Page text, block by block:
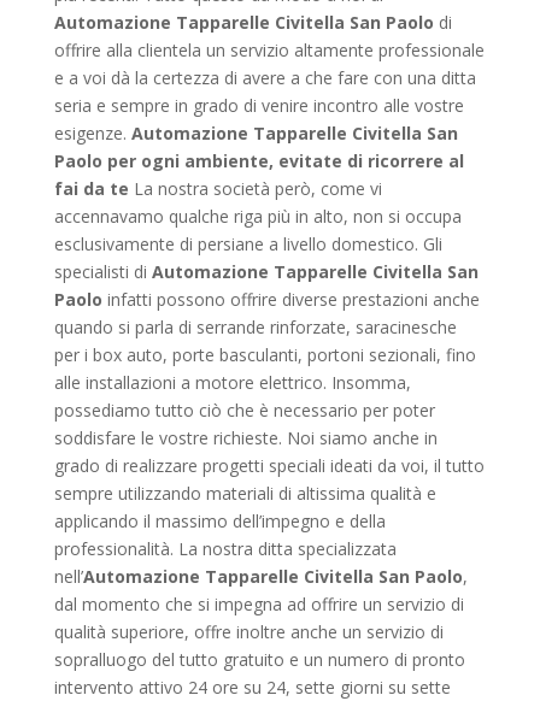
Automazione Tapparelle Civitella San Paolo di
offrire alla clientela un servizio altamente professionale
e a voi dà la certezza di avere a che fare con una ditta
seria e sempre in grado di venire incontro alle vostre
esigenze. Automazione Tapparelle Civitella San
Paolo per ogni ambiente, evitate di ricorrere al
fai da te La nostra società però, come vi
accennavamo qualche riga più in alto, non si occupa
esclusivamente di persiane a livello domestico. Gli
specialisti di Automazione Tapparelle Civitella San
Paolo infatti possono offrire diverse prestazioni anche
quando si parla di serrande rinforzate, saracinesche
per i box auto, porte basculanti, portoni sezionali, fino
alle installazioni a motore elettrico. Insomma,
possediamo tutto ciò che è necessario per poter
soddisfare le vostre richieste. Noi siamo anche in
grado di realizzare progetti speciali ideati da voi, il tutto
sempre utilizzando materiali di altissima qualità e
applicando il massimo dell’impegno e della
professionalità. La nostra ditta specializzata
nell’Automazione Tapparelle Civitella San Paolo,
dal momento che si impegna ad offrire un servizio di
qualità superiore, offre inoltre anche un servizio di
sopralluogo del tutto gratuito e un numero di pronto
intervento attivo 24 ore su 24, sette giorni su sette